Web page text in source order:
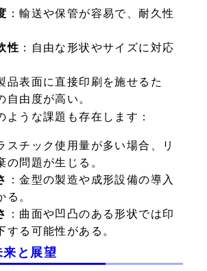
：輸送や保管が容易で、耐久性
性 ：自由な形状やサイズに対応
品表面に直接印刷を施せるた
自由度が高い。
ような課題も存在します：
スチック使用量が多い場合、リ
の問題が生じる。
：金型の製造や成形設備の導入
る。
：曲面や凹凸のある形状では印
する可能性がある。
来と展望